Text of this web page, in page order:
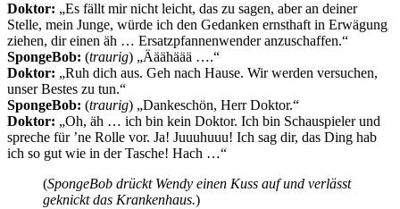
Doktor: „Es fällt mir nicht leicht, das zu sagen, aber an deiner
Stelle, mein Junge, würde ich den Gedanken ernsthaft in Erwägung
ziehen, dir einen äh … Ersatzpfannenwender anzuschaffen.“
SpongeBob: (traurig) „Ääähäää ….“
Doktor: „Ruh dich aus. Geh nach Hause. Wir werden versuchen,
unser Bestes zu tun.“
SpongeBob: (traurig) „Dankeschön, Herr Doktor.“
Doktor: „Oh, äh … ich bin kein Doktor. Ich bin Schauspieler und
spreche für ’ne Rolle vor. Ja! Juuuhuuu! Ich sag dir, das Ding hab
ich so gut wie in der Tasche! Hach …“
(SpongeBob drückt Wendy einen Kuss auf und verlässt
geknickt das Krankenhaus.)